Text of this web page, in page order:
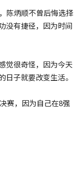
陈炳顺不曾后悔选择
没有捷径，因为时间
觉很奇怪，因为今天
子就要改变生活。
赛，因为自己在8强